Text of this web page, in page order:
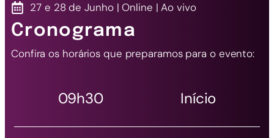
27 e 28 de Junho | Online | Ao vivo
Cronograma
Confira os horários que preparamos para o evento:
09h30 Início